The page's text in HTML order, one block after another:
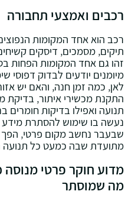
רכבים ואמצעי תחבורה
רכב הוא אחד המקומות
תיקים‚ מסמכים‚ דיסקים
זהו גם אחד המקומות הפחות
מיומנים יודעים לבדוק דפוסי
לאן‚ כמה זמן חנה‚ והאם יש
התקנת מכשירי איתור‚ בדיקת
תנועה ואפילו בדיקות חומרים
נעשה בו שימוש להסתרת
שבעבר נחשב מקום פרטי‚ הפך
מתועדת שבה כמעט כל
מדוע חוקר פרטי
מה שמוסתר